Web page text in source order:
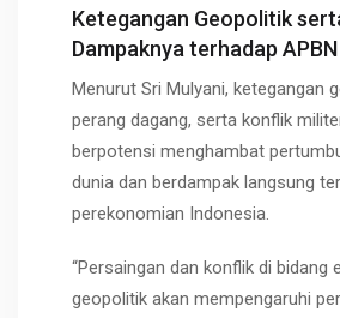
Ketegangan Geopolitik
Dampaknya terhadap APBN
Menurut Sri Mulyani, ketegangan
perang dagang, serta konflik
berpotensi menghambat
dunia dan berdampak langsung
perekonomian Indonesia.
“Persaingan dan konflik di bidang
geopolitik akan mempengaruhi